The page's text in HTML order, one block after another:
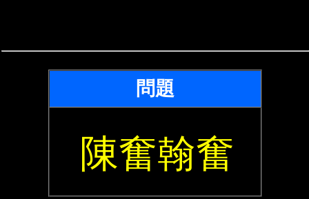
問題
陳奮翰奮